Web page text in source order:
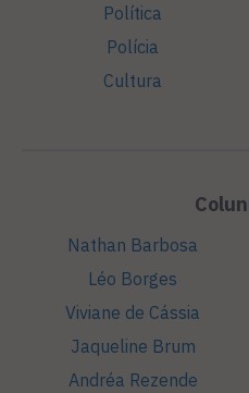
Política
Polícia
Cultura
Nathan Barbosa
Léo Borges
Viviane de Cássia
Jaqueline Brum
Andréa Rezende